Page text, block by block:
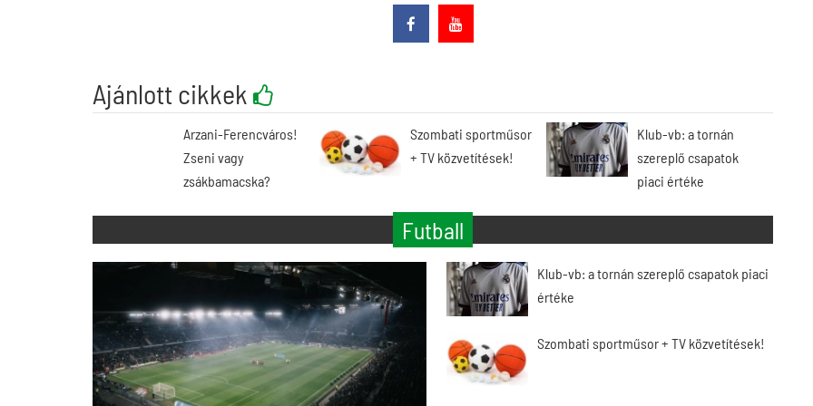
Ajánlott cikkek
Arzani-Ferencváros!
Zseni vagy
zsákbamacska?
Szombati sportműsor
+ TV közvetítések!
Klub-vb: a tornán
szereplő csapatok
piaci értéke
Futball
Klub-vb: a tornán szereplő csapatok piaci
értéke
Szombati sportműsor + TV közvetítések!